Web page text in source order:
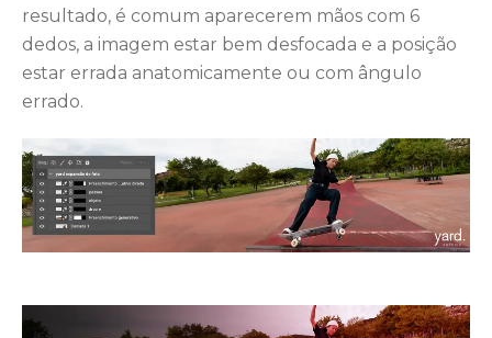
resultado, é comum aparecerem mãos com 6
dedos, a imagem estar bem desfocada e a posição
estar errada anatomicamente ou com ângulo
errado.